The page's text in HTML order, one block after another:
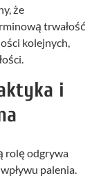
że
trwałość
kolejnych,
i
rolę odgrywa
palenia.